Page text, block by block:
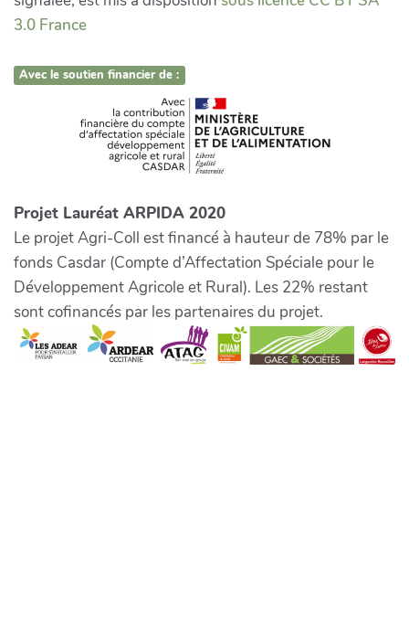
3.0 France
Avec le soutien financier de :
Projet Lauréat ARPIDA 2020
Le projet Agri-Coll est financé à hauteur de 78% par le
fonds Casdar (Compte d’Affectation Spéciale pour le
Développement Agricole et Rural). Les 22% restant
sont cofinancés par les partenaires du projet.